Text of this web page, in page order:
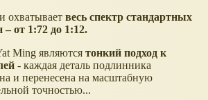
охватывает весь спектр стандартных
от 1:72 до 1:12.
Ming являются тонкий подход к
- каждая деталь подлинника
и перенесена на масштабную
точностью...